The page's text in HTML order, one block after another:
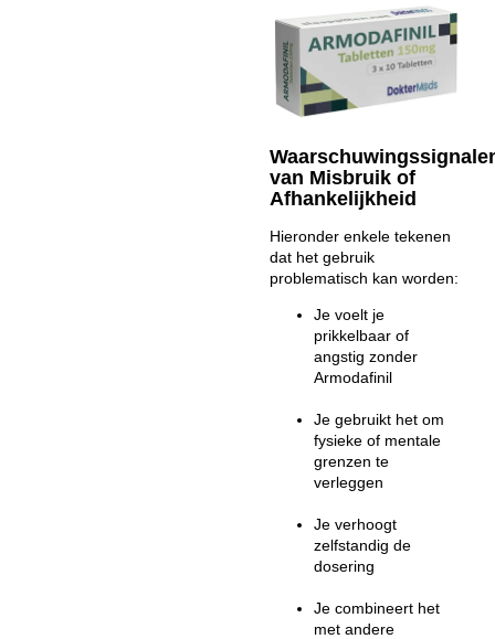
van Misbruik of
Afhankelijkheid
Hieronder enkele tekenen
dat het gebruik
problematisch kan worden:
Je voelt je
prikkelbaar of
angstig zonder
Armodafinil
Je gebruikt het om
fysieke of mentale
grenzen te
verleggen
Je verhoogt
zelfstandig de
dosering
Je combineert het
met andere